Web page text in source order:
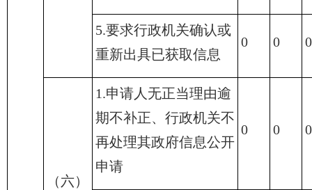
5.要求行政机关确认或
重新出具已获取信息
0 0 0
（六）
1.申请人无正当理由逾
期不补正、行政机关不
再处理其政府信息公开
申请
0 0 0